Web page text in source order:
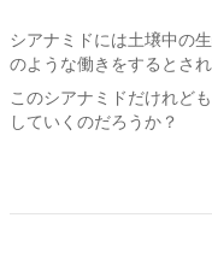
シアナミドには土壌中の
のような働きをするとされ
このシアナミドだけれど
していくのだろうか？